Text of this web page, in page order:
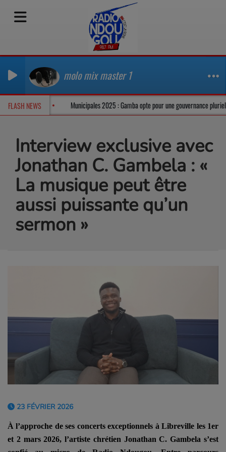
molo mix master 1
FLASH NEWS
un climat tendu Municipales 2025 : Gamba opte pour une gouvernance
Interview exclusive avec
Jonathan C. Gambela : «
La musique peut être
aussi puissante qu’un
sermon »
23 FÉVRIER 2026
À l’approche de ses concerts exceptionnels à Libreville les 1er
et 2 mars 2026, l’artiste chrétien Jonathan C. Gambela s’est